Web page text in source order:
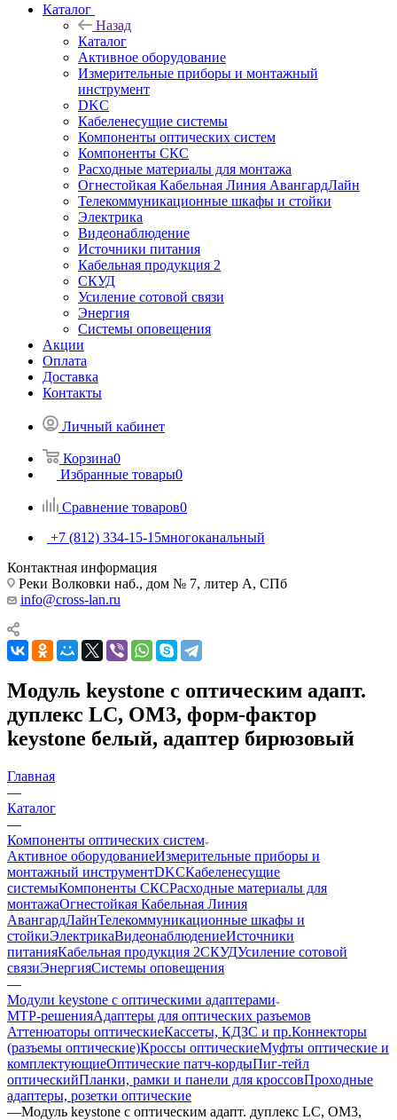
Каталог
Назад
Каталог
Активное оборудование
Измерительные приборы и монтажный
инструмент
DKC
Кабеленесущие системы
Компоненты оптических систем
Компоненты СКС
Расходные материалы для монтажа
Огнестойкая Кабельная Линия АвангардЛайн
Телекоммуникационные шкафы и стойки
Электрика
Видеонаблюдение
Источники питания
Кабельная продукция 2
СКУД
Усиление сотовой связи
Энергия
Системы оповещения
Акции
Оплата
Доставка
Контакты
Личный кабинет
Корзина0
Избранные товары0
Сравнение товаров0
+7 (812) 334-15-15многоканальный
Контактная информация
Реки Волковки наб., дом № 7, литер А, СПб
info@cross-lan.ru
Модуль keystone с оптическим адапт.
дуплекс LC, OM3, форм-фактор
keystone белый, адаптер бирюзовый
Главная
—
Каталог
—
Компоненты оптических систем
Активное оборудованиеИзмерительные приборы и
монтажный инструментDKCКабеленесущие
системыКомпоненты СКСРасходные материалы для
монтажаОгнестойкая Кабельная Линия
АвангардЛайнТелекоммуникационные шкафы и
стойкиЭлектрикаВидеонаблюдениеИсточники
питанияКабельная продукция 2СКУДУсиление сотовой
связиЭнергияСистемы оповещения
—
Модули keystone с оптическими адаптерами
MTP-решенияАдаптеры для оптических разъемов
Аттенюаторы оптическиеКассеты, КДЗС и пр.Коннекторы
(разъемы оптические)Кроссы оптическиеМуфты оптические и
комплектующиеОптические патч-кордыПиг-тейл
оптическийПланки, рамки и панели для кроссовПроходные
адаптеры, розетки оптические
—Модуль keystone с оптическим адапт. дуплекс LC, OM3,